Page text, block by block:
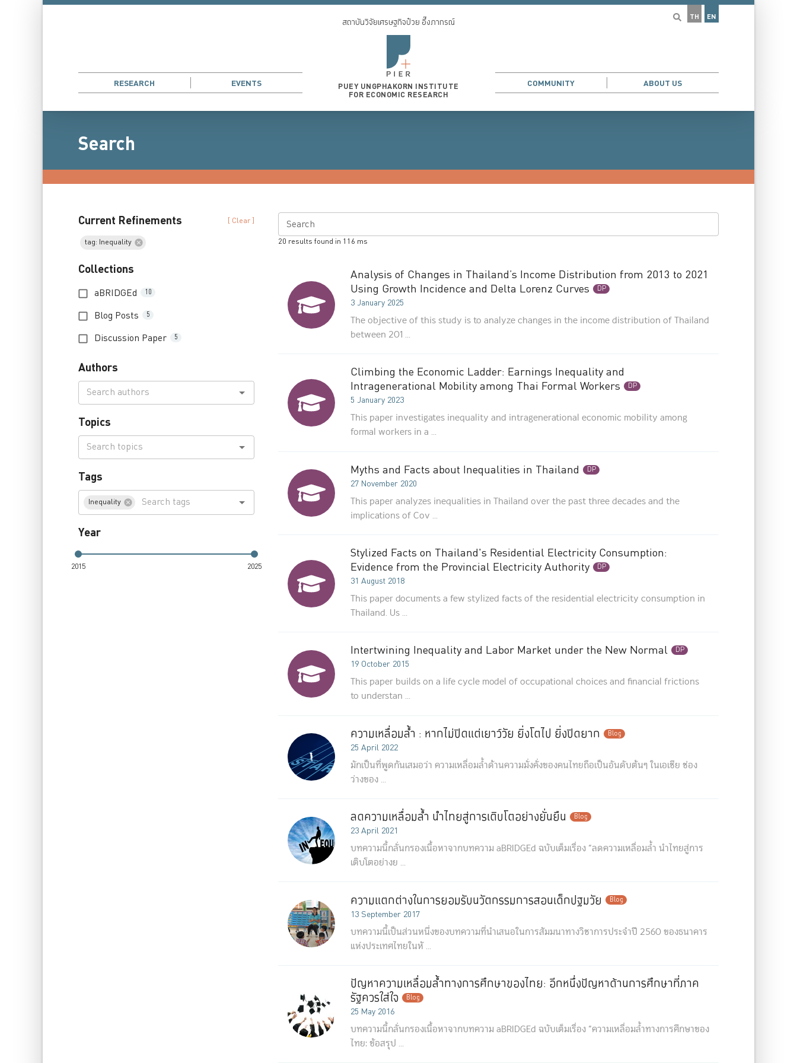
TH EN
RESEARCH EVENTS
สถาบันวิจัยเศรษฐกิจป๋วย อึ๊งภากรณ์
PUEY UNGPHAKORN INSTITUTE
FOR ECONOMIC RESEARCH
COMMUNITY ABOUT US
Search
Current Refinements
[ Clear ]
tag: Inequality
Collections
aBRIDGEd 10
Blog Posts 5
Discussion Paper 5
Authors
Topics
Tags
Inequality
Year
2015 2025
Search
20 results found in 116 ms
Analysis of Changes in Thailand’s Income Distribution from 2013 to 2021
Using Growth Incidence and Delta Lorenz Curves
DP
3 January 2025
The objective of this study is to analyze changes in the income distribution of Thailand
between 201 ...
Climbing the Economic Ladder: Earnings Inequality and
Intragenerational Mobility among Thai Formal Workers
DP
5 January 2023
This paper investigates inequality and intragenerational economic mobility among
formal workers in a ...
Myths and Facts about Inequalities in Thailand DP
27 November 2020
This paper analyzes inequalities in Thailand over the past three decades and the
implications of Cov ...
Stylized Facts on Thailand's Residential Electricity Consumption:
Evidence from the Provincial Electricity Authority
DP
31 August 2018
This paper documents a few stylized facts of the residential electricity consumption in
Thailand. Us ...
Intertwining Inequality and Labor Market under the New Normal DP
19 October 2015
This paper builds on a life cycle model of occupational choices and financial frictions
to understan ...
ความเหลื่อมล้ำ : หากไม่ปิดแต่เยาว์วัย ยิ่งโตไป ยิ่งปิดยาก Blog
25 April 2022
มักเป็นที่พูดกันเสมอว่า ความเหลื่อมล้ำด้านความมั่งคั่งของคนไทยถือเป็นอันดับต้นๆ ในเอเชีย ช่อง
ว่างของ ...
ลดความเหลื่อมล้ำ นำไทยสู่การเติบโตอย่างยั่นยืน Blog
23 April 2021
บทความนี้กลั่นกรองเนื้อหาจากบทความ aBRIDGEd ฉบับเต็มเรื่อง “ลดความเหลื่อมล้ำ นำไทยสู่การ
เติบโตอย่างย ...
ความแตกต่างในการยอมรับนวัตกรรมการสอนเด็กปฐมวัย Blog
13 September 2017
บทความนี้เป็นส่วนหนึ่งของบทความที่นำเสนอในการสัมมนาทางวิชาการประจำปี 2560 ของธนาคาร
แห่งประเทศไทยในหั ...
ปัญหาความเหลื่อมล้ำทางการศึกษาของไทย: อีกหนึ่งปัญหาด้านการศึกษาที่ภาค
รัฐควรใส่ใจ
Blog
25 May 2016
บทความนี้กลั่นกรองเนื้อหาจากบทความ aBRIDGEd ฉบับเต็มเรื่อง “ความเหลื่อมล้ำทางการศึกษาของ
ไทย: ข้อสรุป ...